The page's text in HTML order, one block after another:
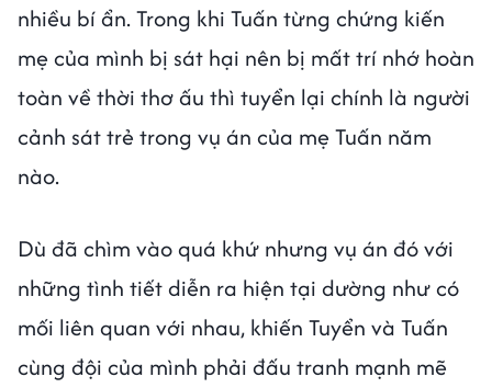
nhiều bí ẩn. Trong khi Tuấn từng chứng kiến
mẹ của mình bị sát hại nên bị mất trí nhớ hoàn
toàn về thời thơ ấu thì tuyển lại chính là người
cảnh sát trẻ trong vụ án của mẹ Tuấn năm
nào.
Dù đã chìm vào quá khứ nhưng vụ án đó với
những tình tiết diễn ra hiện tại dường như có
mối liên quan với nhau, khiến Tuyển và Tuấn
cùng đội của mình phải đấu tranh mạnh mẽ